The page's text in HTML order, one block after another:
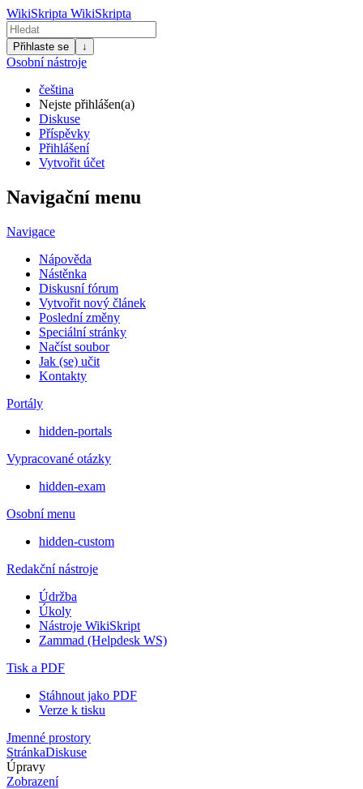
WikiSkripta WikiSkripta
Přihlaste se ↓
Osobní nástroje
čeština
Nejste přihlášen(a)
Diskuse
Příspěvky
Přihlášení
Vytvořit účet
Navigační menu
Navigace
Nápověda
Nástěnka
Diskusní fórum
Vytvořit nový článek
Poslední změny
Speciální stránky
Načíst soubor
Jak (se) učit
Kontakty
Portály
hidden-portals
Vypracované otázky
hidden-exam
Osobní menu
hidden-custom
Redakční nástroje
Údržba
Úkoly
Nástroje WikiSkript
Zammad (Helpdesk WS)
Tisk a PDF
Stáhnout jako PDF
Verze k tisku
Jmenné prostory
StránkaDiskuse
Úpravy
Zobrazení